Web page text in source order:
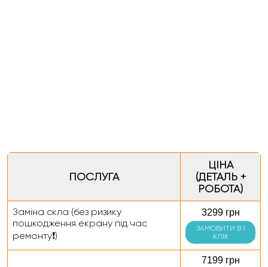
ПОСЛУГА
ЦІНА
(ДЕТАЛЬ +
РОБОТА)
Заміна скла (без ризику
пошкодження екрану під час
ремонту❗)
3299 грн
ЗАМОВИТИ В 1
КЛІК
7199 грн